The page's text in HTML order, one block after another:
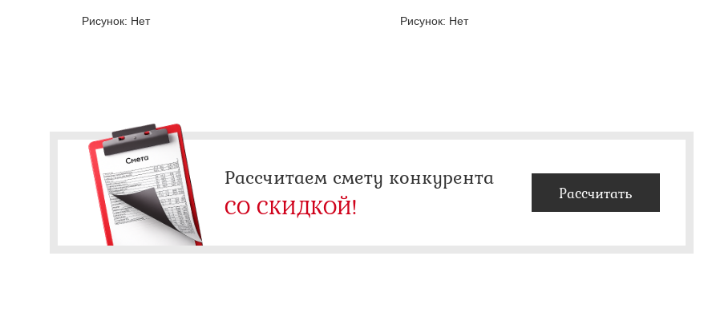
Рисунок: Нет Рисунок: Нет
Рассчитаем смету конкурента
СО СКИДКОЙ! Рассчитать